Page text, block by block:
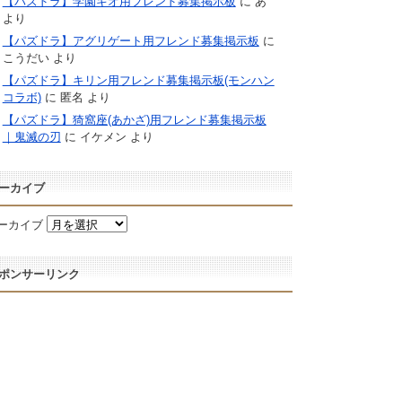
より
【パズドラ】アグリゲート用フレンド募集掲示板 に
こうだいより
【パズドラ】キリン用フレンド募集掲示板(モンハン
コラボ)に 匿名 より
【パズドラ】猗窩座(あかざ)用フレンド募集掲示板
｜鬼滅の刃 に イケメン より
カイブ
カイブ
ンサーリンク